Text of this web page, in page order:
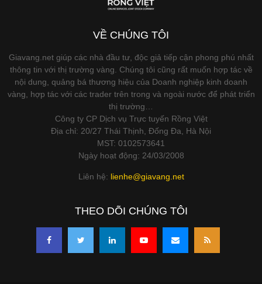
VỀ CHÚNG TÔI
Giavang.net giúp các nhà đầu tư, độc giả tiếp cận phong phú nhất
thông tin với thị trường vàng. Chúng tôi cũng rất muốn hợp tác về
nội dung, quảng bá thương hiệu của Doanh nghiệp kinh doanh
vàng, hợp tác với các trader trên trong và ngoài nước để phát triển
thị trường…
Công ty CP Dịch vụ Trực tuyến Rồng Việt
Địa chỉ: 20/27 Thái Thịnh, Đống Đa, Hà Nội
MST: 0102573641
Ngày hoạt động: 24/03/2008
Liên hệ: lienhe@giavang.net
THEO DÕI CHÚNG TÔI